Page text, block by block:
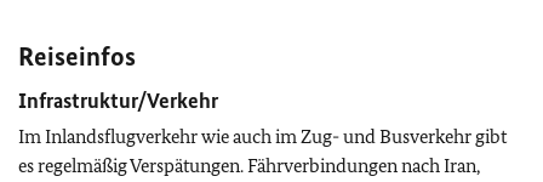
Reiseinfos
Infrastruktur/Verkehr
Im Inlandsflugverkehr wie auch im Zug- und Busverkehr gibt
es regelmäßig Verspätungen. Fährverbindungen nach Iran,